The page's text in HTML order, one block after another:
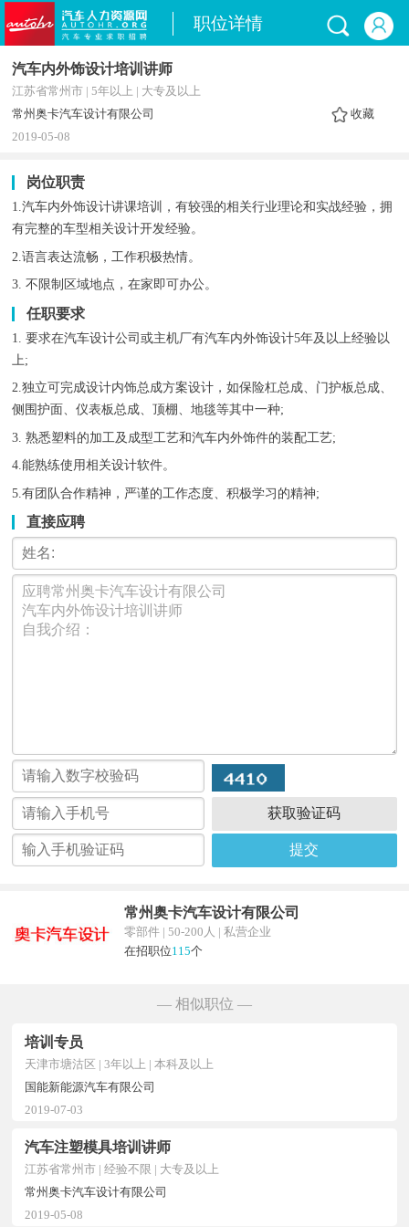
职位详情
汽车内外饰设计培训讲师
江苏省常州市 | 5年以上 | 大专及以上
常州奥卡汽车设计有限公司
收藏
2019-05-08
岗位职责
1.汽车内外饰设计讲课培训，有较强的相关行业理论和实战经验，拥
有完整的车型相关设计开发经验。
2.语言表达流畅，工作积极热情。
3. 不限制区域地点，在家即可办公。
任职要求
1. 要求在汽车设计公司或主机厂有汽车内外饰设计5年及以上经验以
上;
2.独立可完成设计内饰总成方案设计，如保险杠总成、门护板总成、
侧围护面、仪表板总成、顶棚、地毯等其中一种;
3. 熟悉塑料的加工及成型工艺和汽车内外饰件的装配工艺;
4.能熟练使用相关设计软件。
5.有团队合作精神，严谨的工作态度、积极学习的精神;
直接应聘
获取验证码
提交
常州奥卡汽车设计有限公司
零部件 | 50-200人 | 私营企业
在招职位115个
— 相似职位 —
培训专员
天津市塘沽区 | 3年以上 | 本科及以上
国能新能源汽车有限公司
2019-07-03
汽车注塑模具培训讲师
江苏省常州市 | 经验不限 | 大专及以上
常州奥卡汽车设计有限公司
2019-05-08